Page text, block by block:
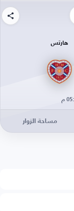
هارتس
مساحة الزوار